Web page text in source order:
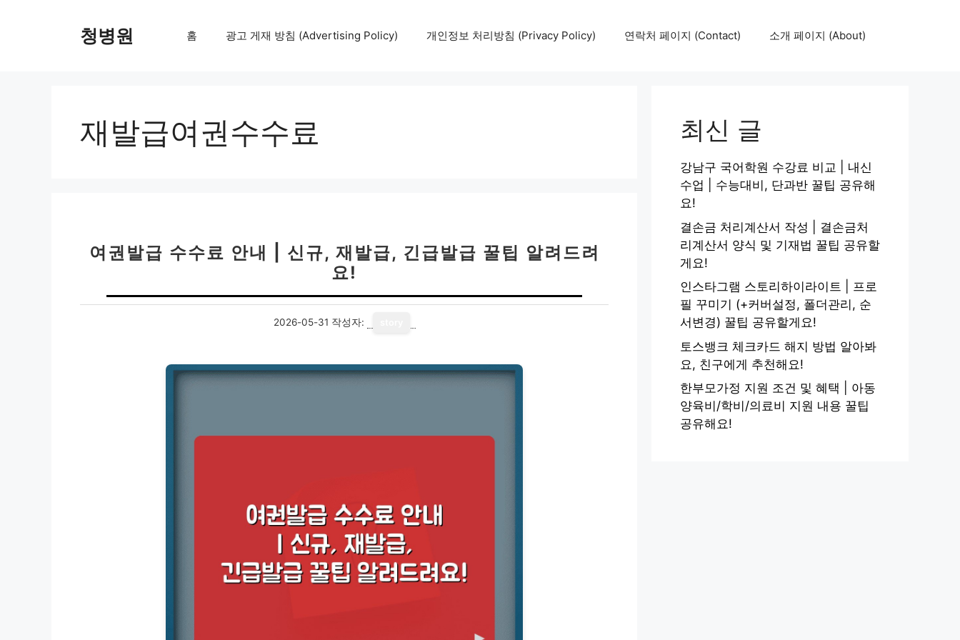
청병원 홈 광고 게재 방침 (Advertising Policy) 개인정보 처리방침 (Privacy Policy) 연락처 페이지 (Contact) 소개 페이지 (About)
재발급여권수수료
여권발급 수수료 안내 | 신규, 재발급, 긴급발급 꿀팁 알려드려
요!
2026-05-31 작성자:
최신 글
강남구 국어학원 수강료 비교 | 내신
수업 | 수능대비, 단과반 꿀팁 공유해
요!
결손금 처리계산서 작성 | 결손금처
리계산서 양식 및 기재법 꿀팁 공유할
게요!
인스타그램 스토리하이라이트 | 프로
필 꾸미기 (+커버설정, 폴더관리, 순
서변경) 꿀팁 공유할게요!
토스뱅크 체크카드 해지 방법 알아봐
요, 친구에게 추천해요!
한부모가정 지원 조건 및 혜택 | 아동
양육비/학비/의료비 지원 내용 꿀팁
공유해요!